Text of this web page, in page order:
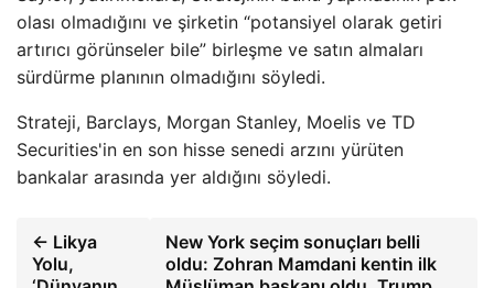
olası olmadığını ve şirketin “potansiyel olarak getiri
artırıcı görünseler bile” birleşme ve satın almaları
sürdürme planının olmadığını söyledi.
Strateji, Barclays, Morgan Stanley, Moelis ve TD
Securities'in en son hisse senedi arzını yürüten
bankalar arasında yer aldığını söyledi.
← Likya
Yolu,
New York seçim sonuçları belli
oldu: Zohran Mamdani kentin ilk